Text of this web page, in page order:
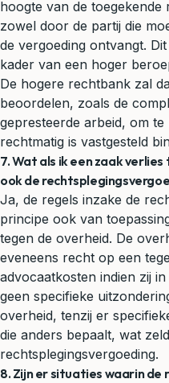
hoogte van de toegekende
zowel door de partij die
de vergoeding ontvangt.
kader van een hoger
De hogere rechtbank zal
beoordelen, zoals de
gepresteerde arbeid, om
rechtmatig is vastgesteld
7. Wat als ik een zaak
ook de
Ja, de regels inzake de
principe ook van
tegen de overheid. De
eveneens recht op een
advocaatkosten indien zij
geen specifieke
overheid, tenzij er
die anders bepaalt, wat
rechtsplegingsvergoeding.
8. Zijn er situaties waarin